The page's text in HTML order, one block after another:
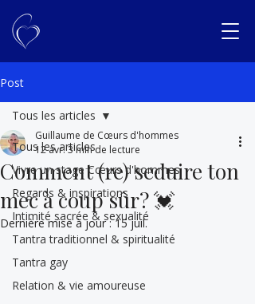
Post
Tous les articles
Vivre un stage Cœurs d'hommes
Regards & inspirations
Intimité sacrée & sexualité
Tantra traditionnel & spiritualité
Tantra gay
Relation & vie amoureuse
Tous les articles
Comment (re) seduire ton
mec à coup sûr? 💓
Guillaume de Cœurs d'hommes
12 avr. 3 min de lecture
Dernière mise à jour :15 juil.